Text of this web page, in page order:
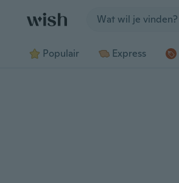
Populair Express